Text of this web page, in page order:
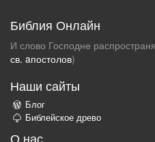
Библия Онлайн
И слово Господне
св. aпостолов)
Наши сайты
Блог
Библейское древо
О нас